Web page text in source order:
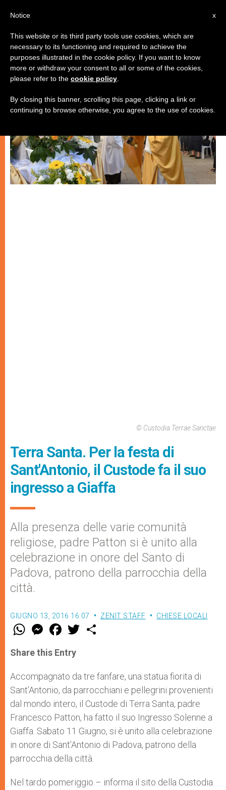
CHIESE LOCALI
© Custodia Terrae Sanctae
Terra Santa. Per la festa di
Sant'Antonio, il Custode fa il suo
ingresso a Giaffa
Alla presenza delle varie comunità
religiose, padre Patton si è unito alla
celebrazione in onore del Santo di
Padova, patrono della parrocchia della
città.
GIUGNO 13, 2016 16:07 ZENIT STAFF CHIESE LOCALI
W
t
s
p
p
M
e
s
e
g
e
r
F
a
e
b
o
k
w
r
Share this Entry
Accompagnato da tre fanfare, una statua fiorita di
Sant’Antonio, da parrocchiani e pellegrini provenienti
dal mondo intero, il Custode di Terra Santa, padre
Francesco Patton, ha fatto il suo Ingresso Solenne a
Giaffa. Sabato 11 Giugno, si è unito alla celebrazione
in onore di Sant’Antonio di Padova, patrono della
parrocchia della città.
Nel tardo pomeriggio – informa il sito della Custodia
x
Notice
This website or its third party tools use cookies, which are
necessary to its functioning and required to achieve the
purposes illustrated in the cookie policy. If you want to know
more or withdraw your consent to all or some of the cookies,
please refer to the cookie policy
By closing this banner, scrolling this page, clicking a link or
continuing to browse otherwise, you agree to the use of cookies.